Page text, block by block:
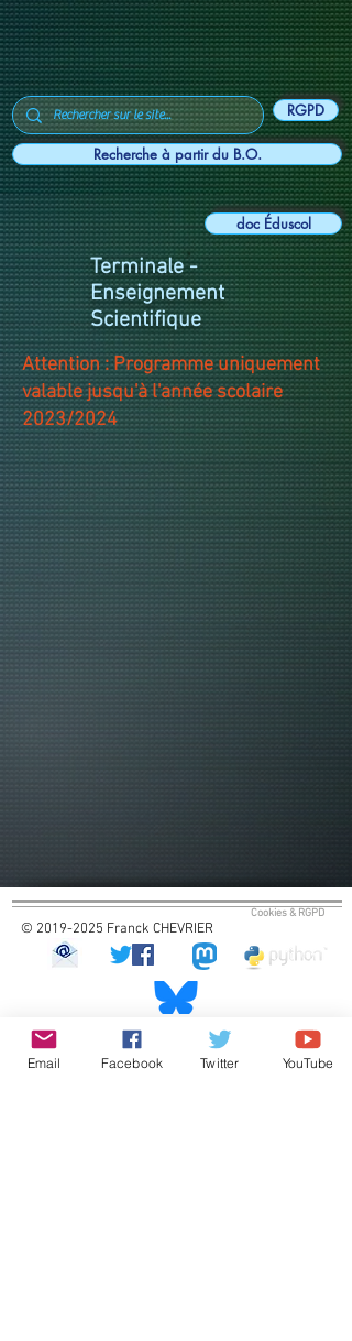
RGPD
Recherche à partir du B.O.
doc Éduscol
Terminale -
Enseignement
Scientifique
Attention : Programme uniquement
valable jusqu'à l'année scolaire
2023/2024
Cookies & RGPD
© 2019-2025 Franck CHEVRIER
Email Facebook Twitter YouTube